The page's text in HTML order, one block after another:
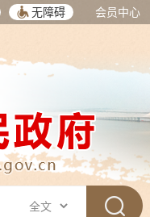
无障碍 会员中心